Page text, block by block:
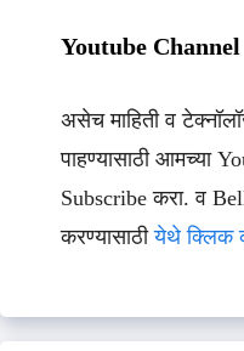
Youtube Channel
असेच माहिती व
पाहण्यासाठी आमच्या
Subscribe करा. व
करण्यासाठीयेथे क्लिक